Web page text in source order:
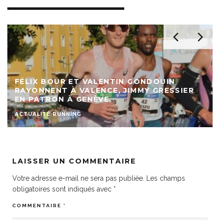
FÉLIX BOUR ET VALENTIN GONDOUIN
RAYONNENT À VALENCE, JIMMY GRESSIER
EN PATRON À GENÈVE.
ACTUALITÉ RUNNING
LAISSER UN COMMENTAIRE
Votre adresse e-mail ne sera pas publiée.
Les champs
obligatoires sont indiqués avec *
COMMENTAIRE *